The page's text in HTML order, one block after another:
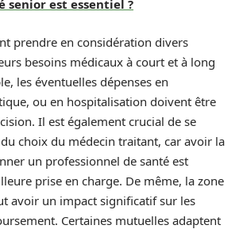
senior est essentiel ?
prendre en considération divers
besoins médicaux à court et à long
les éventuelles dépenses en
ou en hospitalisation doivent être
Il est également crucial de se
choix du médecin traitant, car avoir la
un professionnel de santé est
prise en charge. De même, la zone
avoir un impact significatif sur les
Certaines mutuelles adaptent